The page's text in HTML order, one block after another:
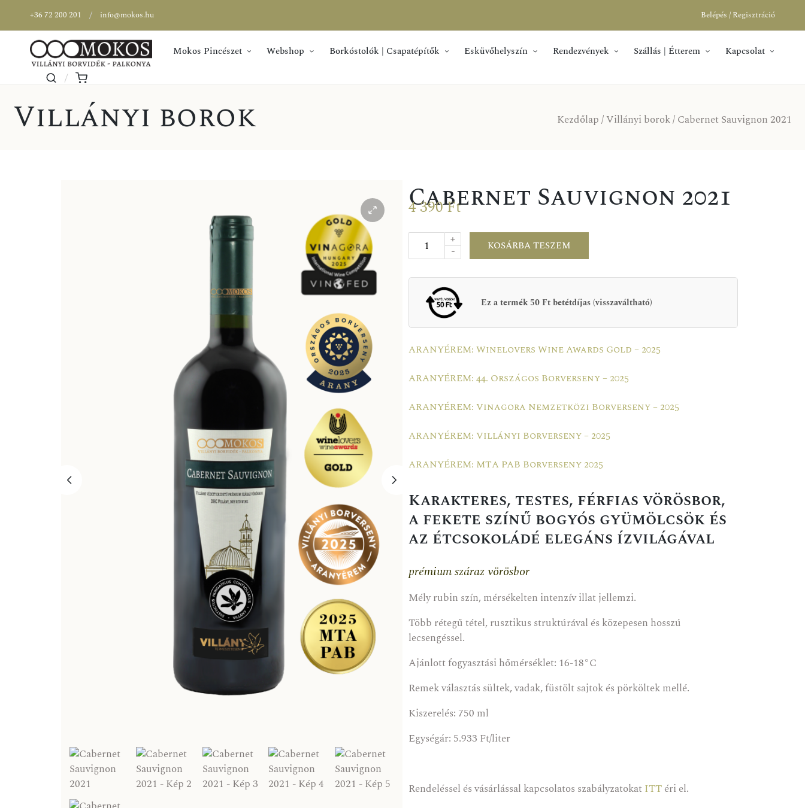
+36 72 200 201 info@mokos.hu Belépés / Regisztráció
Mokos Pincészet Webshop Borkóstolók | Csapatépítők Esküvőhelyszín Rendezvények Szállás | Étterem Kapcsolat
Villányi borok Kezdőlap/Villányi borok/ Cabernet Sauvignon 2021
Cabernet Sauvignon 2021
4 390Ft
-
+
KOSÁRBA TESZEM
Ez a termék 50 Ft betétdíjas (visszaváltható)
ARANYÉREM: Winelovers Wine Awards Gold – 2025
ARANYÉREM: 44. Országos Borverseny – 2025
ARANYÉREM: Vinagora Nemzetközi Borverseny – 2025
ARANYÉREM: Villányi Borverseny – 2025
ARANYÉREM: MTA PAB Borverseny 2025
Karakteres, testes, férfias vörösbor,
a fekete színű bogyós gyümölcsök és
az étcsokoládé elegáns ízvilágával
prémium száraz vörösbor
Mély rubin szín, mérsékelten intenzív illat jellemzi.
Több rétegű tétel, rusztikus struktúrával és közepesen hosszú
lecsengéssel.
Ajánlott fogyasztási hőmérséklet: 16-18°C
Remek választás sültek, vadak, füstölt sajtok és pörköltek mellé.
Kiszerelés: 750 ml
Egységár: 5.933 Ft/liter
Rendeléssel és vásárlással kapcsolatos szabályzatokatITTéri el.